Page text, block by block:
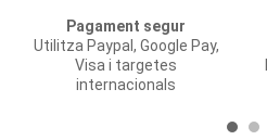
Pagament segur
Utilitza Paypal, Google Pay,
Visa i targetes
internacionals